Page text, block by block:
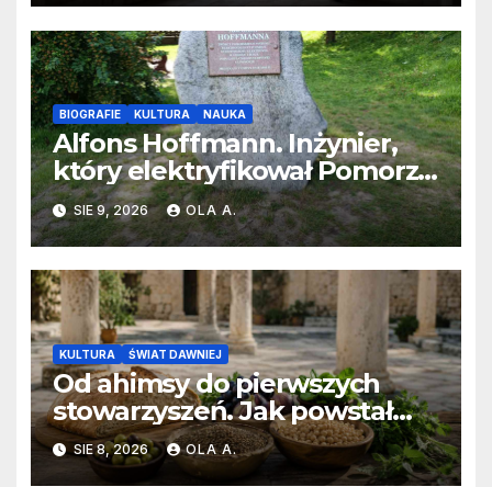
BIOGRAFIE KULTURA NAUKA
Alfons Hoffmann. Inżynier,
który elektryfikował Pomorze
i zmieniał II Rzeczpospolitą
SIE 9, 2026 OLA A.
KULTURA ŚWIAT DAWNIEJ
Od ahimsy do pierwszych
stowarzyszeń. Jak powstał
wegetarianizm?
SIE 8, 2026 OLA A.